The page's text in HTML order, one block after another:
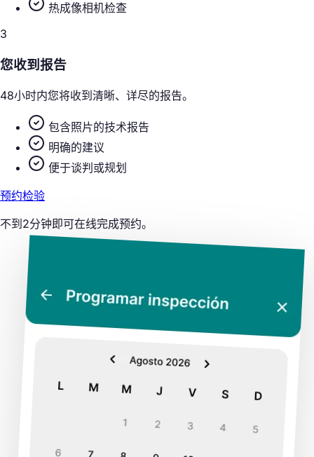
热成像相机检查
3
您收到报告
48小时内您将收到清晰、详尽的报告。
包含照片的技术报告
明确的建议
便于谈判或规划
预约检验
不到2分钟即可在线完成预约。